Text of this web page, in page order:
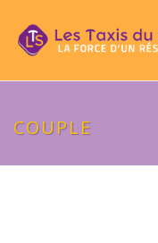
COUPLE